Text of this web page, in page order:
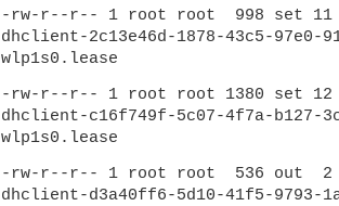
-rw-r--r-- 1 root root 998 set 11
dhclient-2c13e46d-1878-43c5-97e0-
wlp1s0.lease
-rw-r--r-- 1 root root 1380 set 12
dhclient-c16f749f-5c07-4f7a-b127-
wlp1s0.lease
-rw-r--r-- 1 root root 536 out 2
dhclient-d3a40ff6-5d10-41f5-9793-